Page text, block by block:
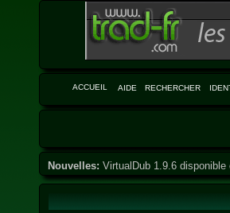
ACCUEIL AIDE RECHERCHER
Nouvelles: VirtualDub 1.9.6